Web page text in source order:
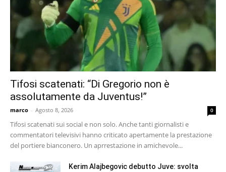
Tifosi scatenati: “Di Gregorio non è
assolutamente da Juventus!”
marco - Agosto 8, 2026 0
Tifosi scatenati sui social e non solo. Anche tanti giornalisti e
commentatori televisivi hanno criticato apertamente la prestazione
del portiere bianconero. Un aprrestazione in amichevole...
Kerim Alajbegovic debutto Juve: svolta